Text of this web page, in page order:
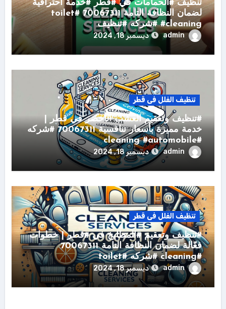
تنظيف #الحمامات في #قطر #خدمة احترافية
لضمان النظافة التامة 70067311 #toilet
#cleaning #شركه #تنظيف
admin ديسمبر 18, 2024
تنظيف الفلل فى قطر
#تنظيف وتعقيم العشب الأخضر في قطر |
خدمة مميزة بأسعار تنافسية 70067311 #شركه
#cleaning #automobile
admin ديسمبر 18, 2024
تنظيف الفلل فى قطر
#تنظيف وتعقيم #المطابخ في #قطر | خطوات
فعّالة لضمان النظافة التامة 70067311
#cleaning #شركه #toilet
admin ديسمبر 18, 2024